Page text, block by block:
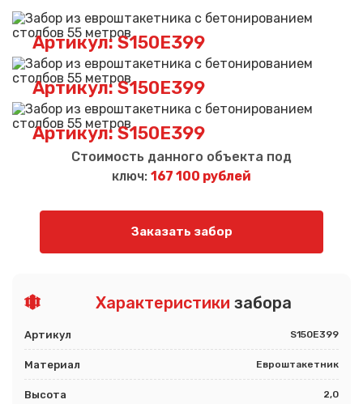
Артикул: S150E399
Артикул: S150E399
Артикул: S150E399
Стоимость данного объекта под
ключ: 167 100 рублей
Заказать забор
Характеристики забора
Артикул S150E399
Материал Евроштакетник
Высота 2,0